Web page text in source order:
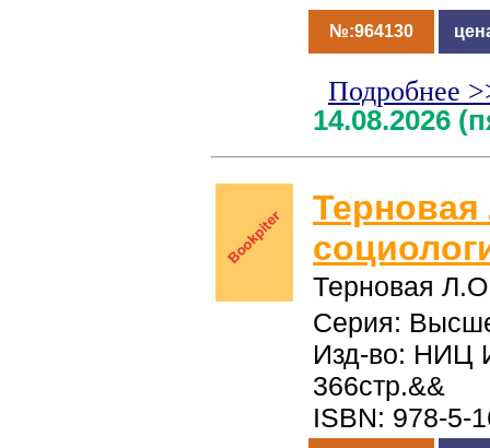
№:964130
Подробнее
14.08.2026
Терновая
Серия:
Изд-во: НИЦ
366стр.&&
ISBN: 978-5-